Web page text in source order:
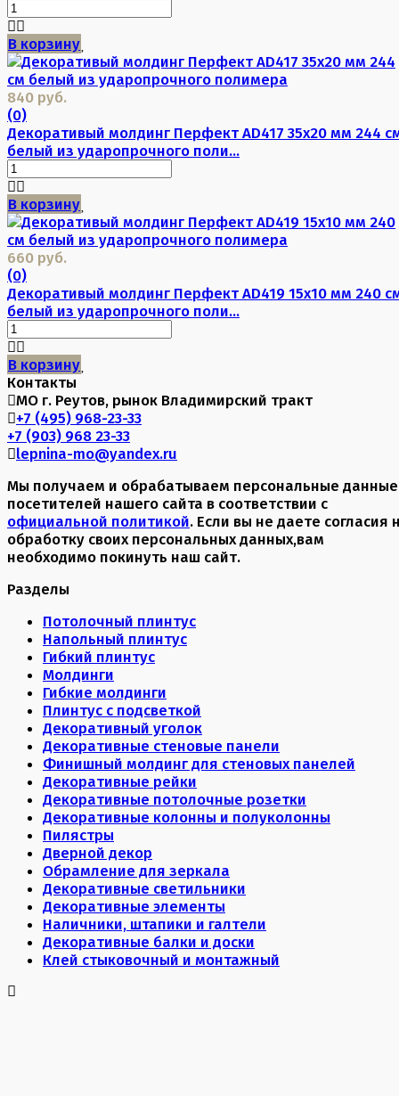
В корзину
840 руб.
(0)
Декоративый молдинг Перфект AD417 35х20 мм 244
белый из ударопрочного поли...
В корзину
660 руб.
(0)
Декоративый молдинг Перфект AD419 15х10 мм 240
белый из ударопрочного поли...
В корзину
Контакты
МО г. Реутов, рынок Владимирский тракт
+7 (495) 968-23-33
+7 (903) 968 23-33
lepnina-mo@yandex.ru
Мы получаем и обрабатываем персональные данные
посетителей нашего сайта в соответствии с
официальной политикой. Если вы не даете согласия
обработку своих персональных данных,вам
необходимо покинуть наш сайт.
Разделы
Потолочный плинтус
Напольный плинтус
Гибкий плинтус
Молдинги
Гибкие молдинги
Плинтус с подсветкой
Декоративный уголок
Декоративные стеновые панели
Финишный молдинг для стеновых панелей
Декоративные рейки
Декоративные потолочные розетки
Декоративные колонны и полуколонны
Пилястры
Дверной декор
Обрамление для зеркала
Декоративные светильники
Декоративные элементы
Наличники, штапики и галтели
Декоративные балки и доски
Клей стыковочный и монтажный